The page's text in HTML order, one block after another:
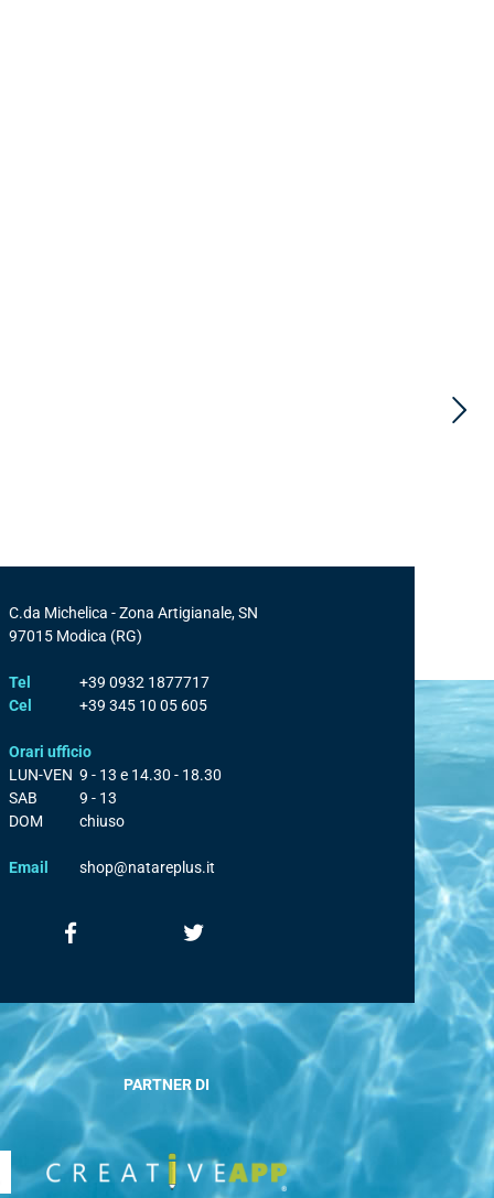
C.da Michelica - Zona Artigianale, SN
97015 Modica (RG)
Tel
+39 0932 1877717
Cel
+39 345 10 05 605
Orari ufficio
LUN-VEN 9 - 13 e 14.30 - 18.30
SAB
9 - 13
DOM
chiuso
Email shop@natareplus.it
PARTNER DI